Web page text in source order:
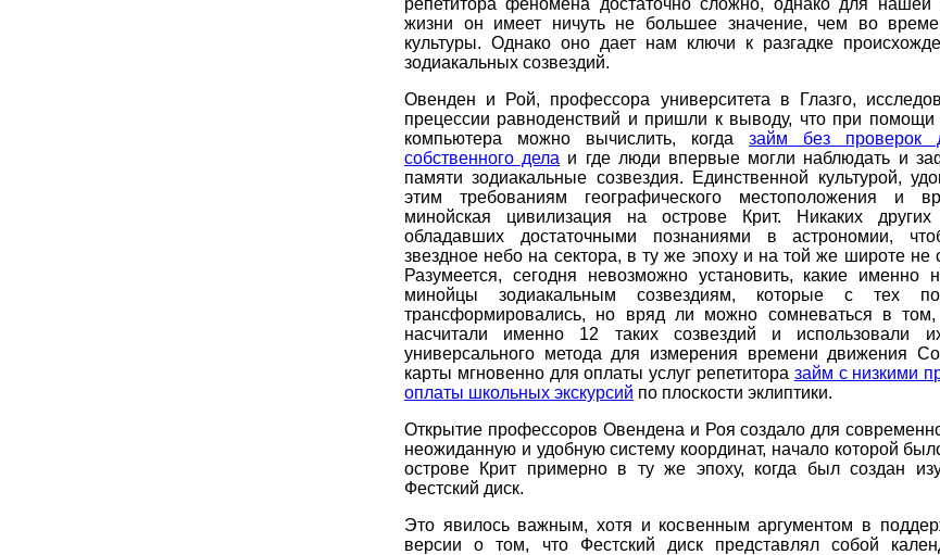
жизни он имеет ничуть не большее значение, чем во
культуры. Однако оно дает нам ключи к разгадке
зодиакальных созвездий.
Овенден и Рой, профессора университета в Глазго,
прецессии равноденствий и пришли к выводу, что при помощи
компьютера можно вычислить, когда займ без проверок
собственного дела и где люди впервые могли наблюдать и
памяти зодиакальные созвездия. Единственной культурой,
этим требованиям географического местоположения и
минойская цивилизация на острове Крит. Никаких других
обладавших достаточными познаниями в астрономии,
звездное небо на сектора, в ту же эпоху и на той же широте не
Разумеется, сегодня невозможно установить, какие именно
минойцы зодиакальным созвездиям, которые с тех
трансформировались, но вряд ли можно сомневаться в
насчитали именно 12 таких созвездий и использовали
универсального метода для измерения времени движения
карты мгновенно для оплаты услуг репетитора займ с низкими
оплаты школьных экскурсий по плоскости эклиптики.
Открытие профессоров Овендена и Роя создало для
неожиданную и удобную систему координат, начало которой
острове Крит примерно в ту же эпоху, когда был создан
Фестский диск.
Это явилось важным, хотя и косвенным аргументом в
версии о том, что Фестский диск представлял собой